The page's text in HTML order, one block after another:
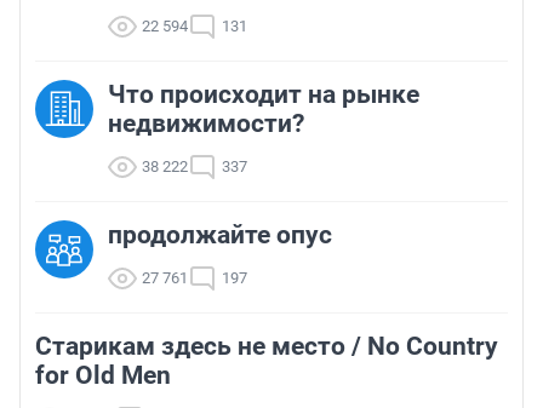
22 594 131
Что происходит на рынке
недвижимости?
38 222 337
продолжайте опус
27 761 197
Старикам здесь не место / No Country
for Old Men